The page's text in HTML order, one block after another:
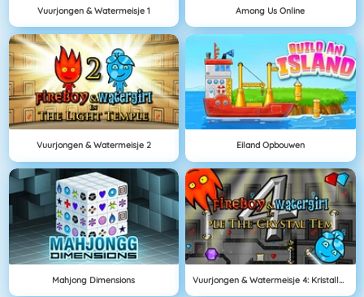
Vuurjongen & Watermeisje 1 Among Us Online
Vuurjongen & Watermeisje 2 Eiland Opbouwen
Mahjong Dimensions Vuurjongen & Watermeisje 4: Kristallen Tempel